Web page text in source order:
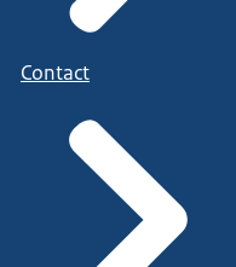
Contact